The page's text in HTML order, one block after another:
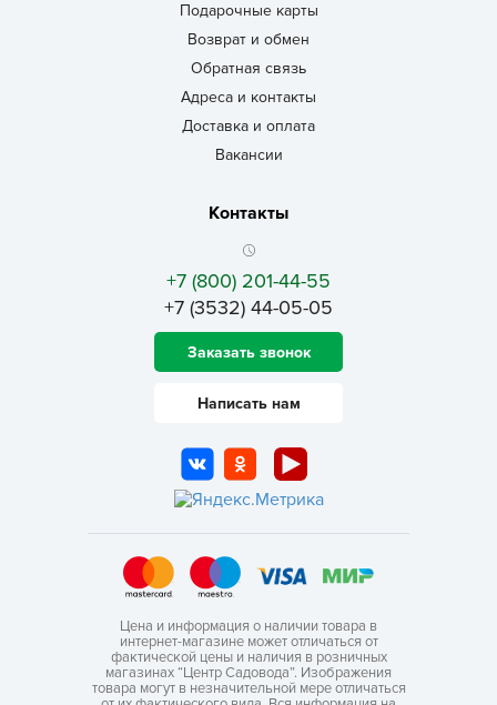
Подарочные карты
Возврат и обмен
Обратная связь
Адреса и контакты
Доставка и оплата
Вакансии
Контакты
+7 (800) 201-44-55
+7 (3532) 44-05-05
Заказать звонок
Написать нам
Цена и информация о наличии товара в
интернет-магазине может отличаться от
фактической цены и наличия в розничных
магазинах “Центр Садовода”. Изображения
товара могут в незначительной мере отличаться